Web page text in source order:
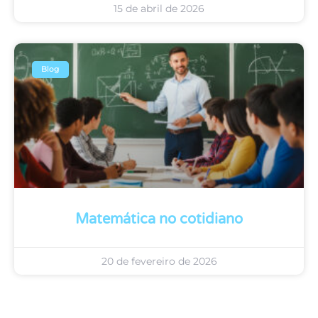
15 de abril de 2026
Blog
Matemática no cotidiano
20 de fevereiro de 2026